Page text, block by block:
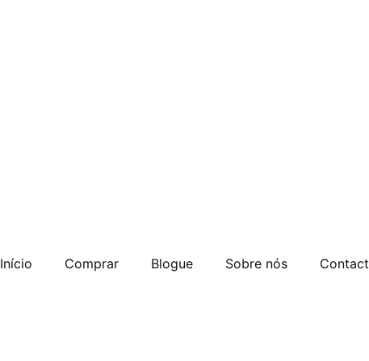
Início Comprar Blogue Sobre nós